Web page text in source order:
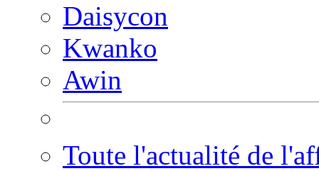
Daisycon
Kwanko
Awin
Toute l'actualité de